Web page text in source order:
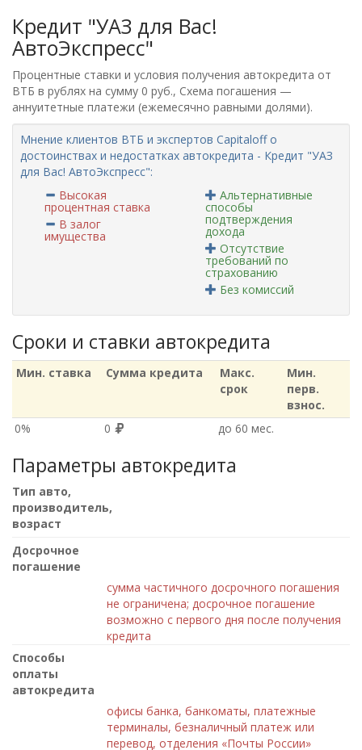
Кредит "УАЗ для Вас!
АвтоЭкспресс"
Процентные ставки и условия получения автокредита от
ВТБ в рублях на сумму 0 руб., Схема погашения —
аннуитетные платежи (ежемесячно равными долями).
Мнение клиентов ВТБ и экспертов Capitaloff о
достоинствах и недостатках автокредита - Кредит "УАЗ
для Вас! АвтоЭкспресс":
Высокая
процентная ставка
В залог
имущества
Альтернативные
способы
подтверждения
дохода
Отсутствие
требований по
страхованию
Без комиссий
Сроки и ставки автокредита
Мин. ставка Сумма кредита
Макс.
срок
Мин.
перв.
взнос.
0%
0 до 60 мес.
Параметры автокредита
Тип авто,
производитель,
возраст
Досрочное
погашение
сумма частичного досрочного погашения
не ограничена; досрочное погашение
возможно с первого дня после получения
кредита
Способы
оплаты
автокредита
офисы банка, банкоматы, платежные
терминалы, безналичный платеж или
перевод, отделения «Почты России»